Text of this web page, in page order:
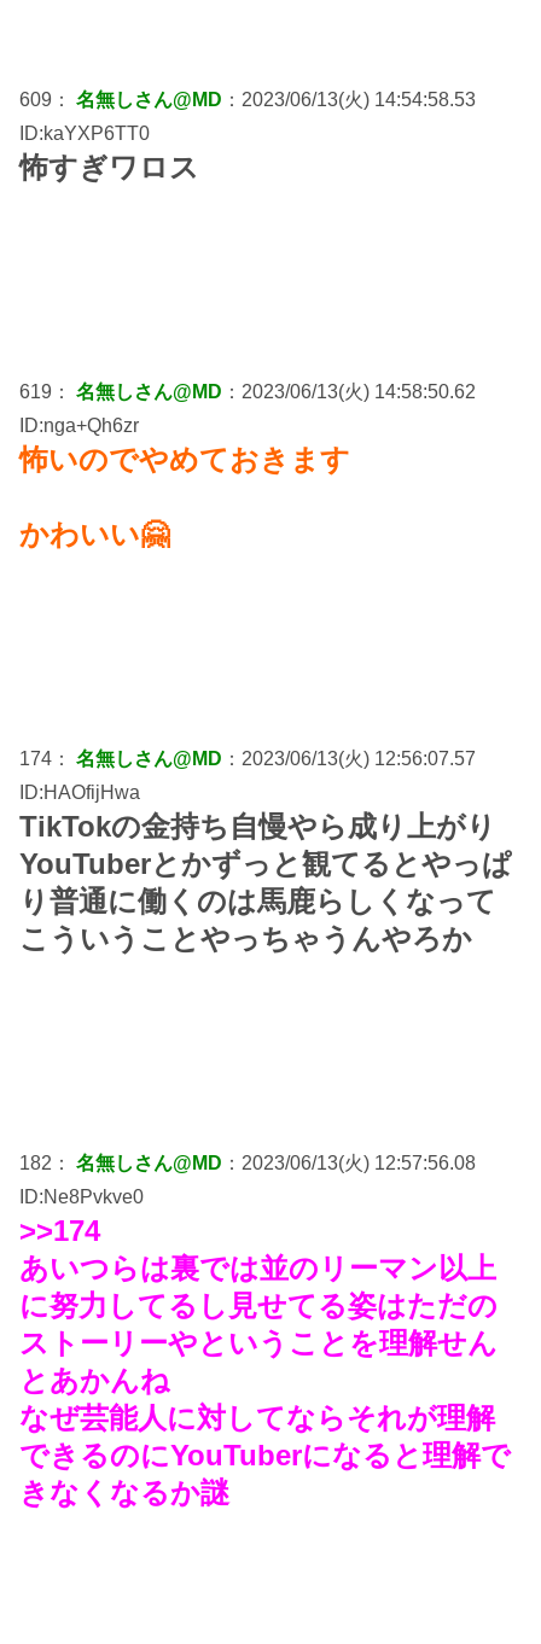
609： 名無しさん@MD ：2023/06/13(火) 14:54:58.53
ID:kaYXP6TT0
怖すぎワロス
619： 名無しさん@MD ：2023/06/13(火) 14:58:50.62
ID:nga+Qh6zr
怖いのでやめておきます
かわいい🤗
174： 名無しさん@MD ：2023/06/13(火) 12:56:07.57
ID:HAOfijHwa
TikTokの金持ち自慢やら成り上がり
YouTuberとかずっと観てるとやっぱ
り普通に働くのは馬鹿らしくなって
こういうことやっちゃうんやろか
182： 名無しさん@MD ：2023/06/13(火) 12:57:56.08
ID:Ne8Pvkve0
>>174
あいつらは裏では並のリーマン以上
に努力してるし見せてる姿はただの
ストーリーやということを理解せん
とあかんね
なぜ芸能人に対してならそれが理解
できるのにYouTuberになると理解で
きなくなるか謎